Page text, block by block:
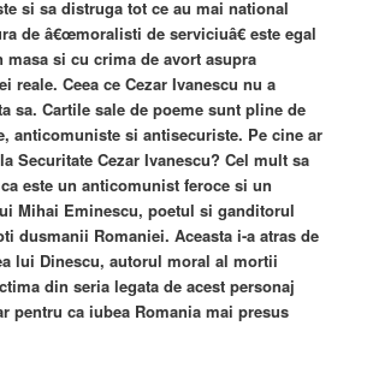
si sa distruga tot ce au mai national
de â€œmoralisti de serviciuâ€ este egal
si cu crima de avort asupra
reale. Ceea ce Cezar Ivanescu nu a
sa. Cartile sale de poeme sunt pline de
anticomuniste si antisecuriste. Pe cine ar
Securitate Cezar Ivanescu? Cel mult sa
este un anticomunist feroce si un
Mihai Eminescu, poetul si ganditorul
dusmanii Romaniei. Aceasta i-a atras de
lui Dinescu, autorul moral al mortii
din seria legata de acest personaj
pentru ca iubea Romania mai presus